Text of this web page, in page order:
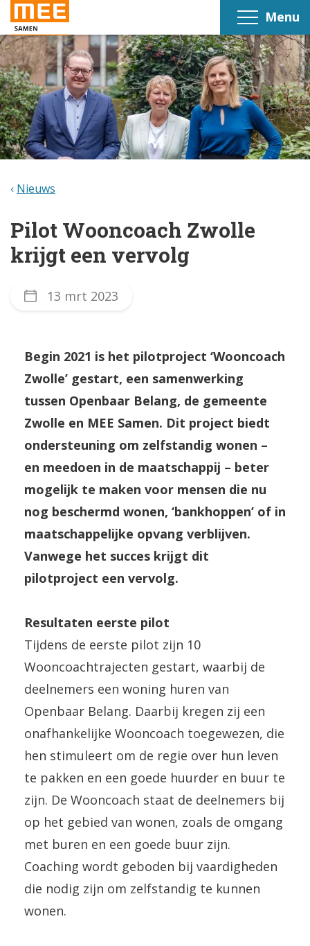
Menu
Nieuws
Pilot Wooncoach Zwolle
krijgt een vervolg
13 mrt 2023
Begin 2021 is het pilotproject ‘Wooncoach
Zwolle’ gestart, een samenwerking
tussen Openbaar Belang, de gemeente
Zwolle en MEE Samen. Dit project biedt
ondersteuning om zelfstandig wonen –
en meedoen in de maatschappij – beter
mogelijk te maken voor mensen die nu
nog beschermd wonen, ‘bankhoppen’ of in
maatschappelijke opvang verblijven.
Vanwege het succes krijgt dit
pilotproject een vervolg.
Resultaten eerste pilot
Tijdens de eerste pilot zijn 10
Wooncoachtrajecten gestart, waarbij de
deelnemers een woning huren van
Openbaar Belang. Daarbij kregen zij een
onafhankelijke Wooncoach toegewezen, die
hen stimuleert om de regie over hun leven
te pakken en een goede huurder en buur te
zijn. De Wooncoach staat de deelnemers bij
op het gebied van wonen, zoals de omgang
met buren en een goede buur zijn.
Coaching wordt geboden bij vaardigheden
die nodig zijn om zelfstandig te kunnen
wonen.